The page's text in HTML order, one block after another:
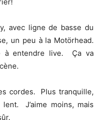
avec ligne de basse du
un peu à la Motörhead.
à entendre live. Ça va
cordes. Plus tranquille,
J’aime moins, mais